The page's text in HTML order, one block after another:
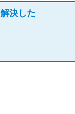
解決した